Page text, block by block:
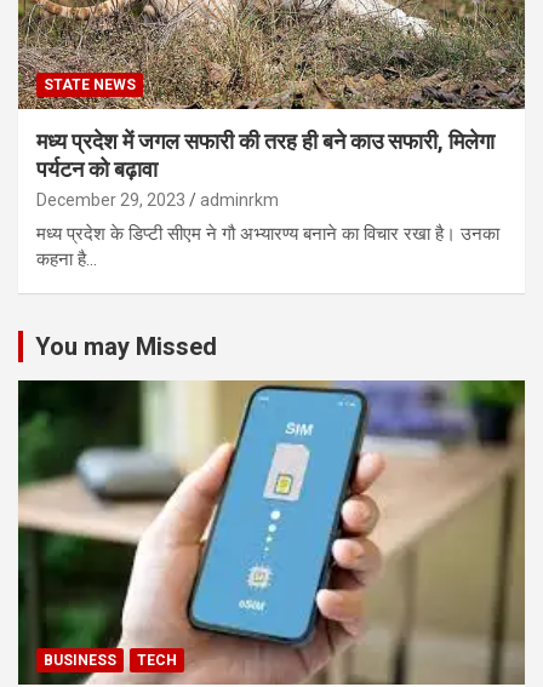
STATE NEWS
मध्य प्रदेश में जगल सफारी की तरह ही बने काउ सफारी, मिलेगा
पर्यटन को बढ़ावा
December 29, 2023 adminrkm
मध्य प्रदेश के डिप्टी सीएम ने गौ अभ्यारण्य बनाने का विचार रखा है। उनका
कहना है…
You may Missed
BUSINESS TECH